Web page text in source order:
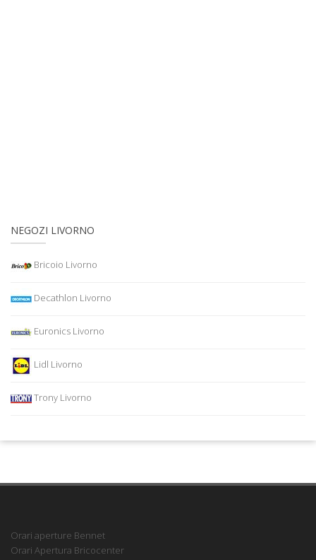
NEGOZI LIVORNO
Bricoio Livorno
Decathlon Livorno
Euronics Livorno
Lidl Livorno
Trony Livorno
Orari aperture Bennet
Orari Apertura Bricocenter